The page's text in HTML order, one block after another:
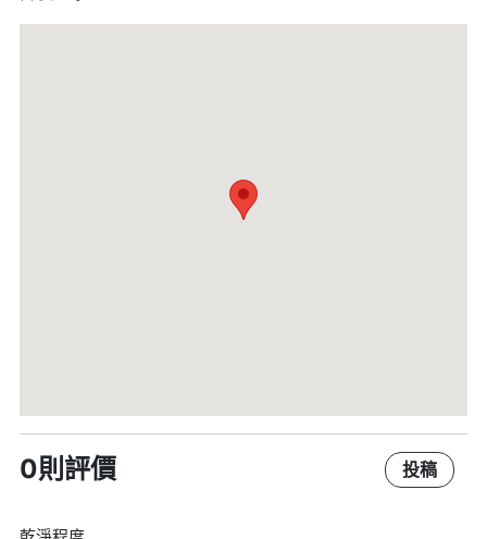
0則評價 投稿